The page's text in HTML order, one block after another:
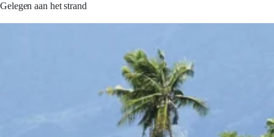
Gelegen aan het strand